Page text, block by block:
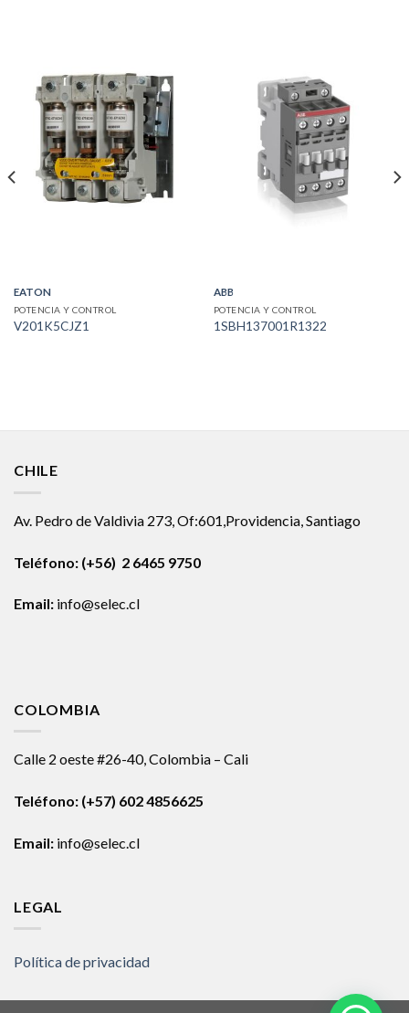
EATON
POTENCIA Y CONTROL
V201K5CJZ1
ABB
POTENCIA Y CONTROL
1SBH137001R1322
CHILE
Av. Pedro de Valdivia 273, Of:601,Providencia, Santiago
Teléfono: (+56) 2 6465 9750
Email: info@selec.cl
COLOMBIA
Calle 2 oeste #26-40, Colombia – Cali
Teléfono: (+57) 602 4856625
Email: info@selec.cl
LEGAL
Política de privacidad